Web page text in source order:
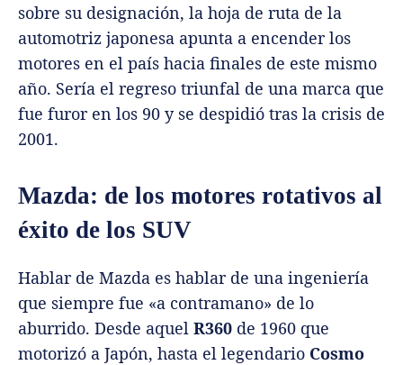
sobre su designación, la hoja de ruta de la
automotriz japonesa apunta a encender los
motores en el país hacia finales de este mismo
año. Sería el regreso triunfal de una marca que
fue furor en los 90 y se despidió tras la crisis de
2001.
Mazda: de los motores rotativos al
éxito de los SUV
Hablar de Mazda es hablar de una ingeniería
que siempre fue «a contramano» de lo
aburrido. Desde aquel R360 de 1960 que
motorizó a Japón, hasta el legendario Cosmo